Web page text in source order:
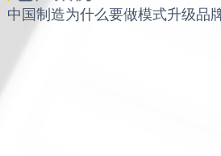
中国制造为什么要做模式升级品